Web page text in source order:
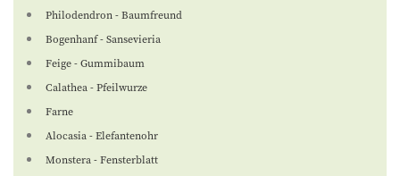
Philodendron - Baumfreund
Bogenhanf - Sansevieria
Feige - Gummibaum
Calathea - Pfeilwurze
Farne
Alocasia - Elefantenohr
Monstera - Fensterblatt